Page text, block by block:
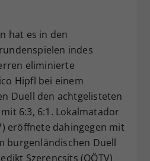
hat es in den
indes
eliminierte
Hipfl bei einem
Duell den achtgelisteten
6:3, 6:1. Lokalmatador
eröffnete dahingegen mit
burgenländischen Duell
Szerencsits (OÖTV)